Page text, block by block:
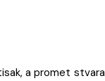
a promet